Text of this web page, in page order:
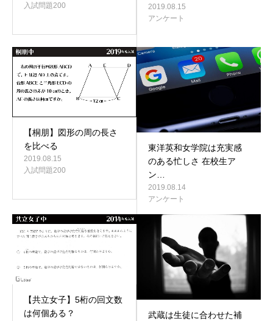
入試問題200
2019.08.15
アンケート
【桐朋】図形の周の長さ
を比べる
2019.08.15
入試問題200
東洋英和女学院は充実感
のある忙しさ 在校生ア
ン…
2019.08.14
アンケート
【共立女子】5桁の回文数
は何個ある？
武蔵は生徒に合わせた補